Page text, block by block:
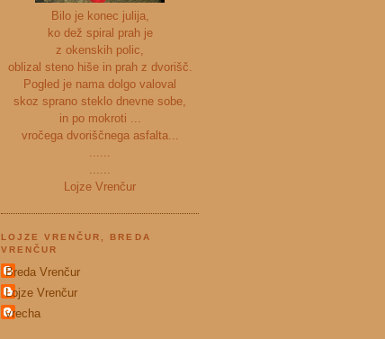
Bilo je konec julija,
ko dež spiral prah je
z okenskih polic,
oblizal steno hiše in prah z dvorišč.
Pogled je nama dolgo valoval
skoz sprano steklo dnevne sobe,
in po mokroti ...
vročega dvoriščnega asfalta...
......
......
Lojze Vrenčur
LOJZE VRENČUR, BREDA
VRENČUR
Breda Vrenčur
Lojze Vrenčur
vrecha